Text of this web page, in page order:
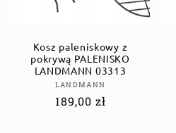
Kosz paleniskowy z
pokrywą PALENISKO
LANDMANN 03313
Dostawca:
LANDMANN
Cena
189,00 zł